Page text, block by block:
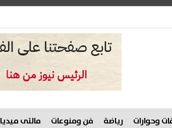
وحوارات رياضة فن ومنوعات مالتى ميديا